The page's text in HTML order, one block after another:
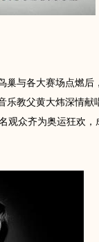
与各大赛场点燃后
乐教父黄大炜深情献
观众齐为奥运狂欢，